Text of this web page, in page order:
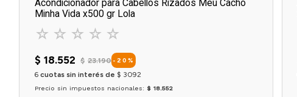
Acondicionador para Cabellos Rizados Meu Cacho
Minha Vida x500 gr Lola
☆ ☆ ☆ ☆ ☆
$ 18.552 $ 23.190 - 20 %
6 cuotas sin interés de $ 3092
Precio sin impuestos nacionales: $ 18.552